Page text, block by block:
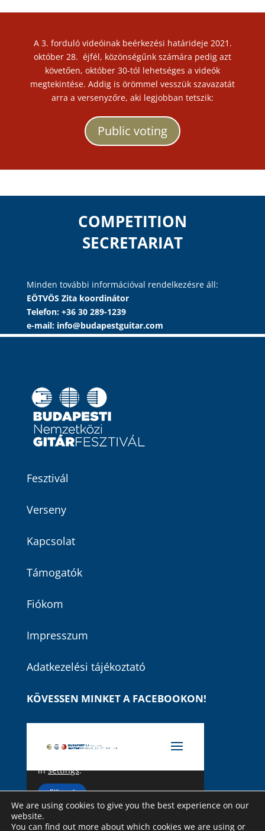
A 3. forduló videóinak beérkezési határideje 2021.
október 28. éjfél, közönségűnk számára pedig azt
követően, október 30-tól lehetséges a videók
megtekintése. Addig is örömmel vesszük szavazatát
arra a versenyzőre, aki legjobban tetszik:
Public voting
COMPETITION
SECRETARIAT
Minden további információval rendelkezésre áll:
EÖTVÖS Zita koordinátor
Telefon: +36 30 289-1239
e-mail: info@budapestguitar.com
Fesztivál
Verseny
Kapcsolat
Támogatók
Fiókom
Impresszum
Adatkezelési tájékoztató
KÖVESSEN MINKET A FACEBOOKON!
We are using cookies to give you the best experience on our
website.
You can find out more about which cookies we are using or